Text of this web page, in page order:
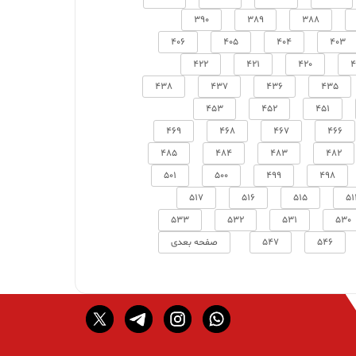
388
389
390
403
404
405
406
420
421
422
435
436
437
438
451
452
453
466
467
468
469
482
483
484
485
498
499
500
501
515
516
517
530
531
532
533
546
547 صفحه بعدی